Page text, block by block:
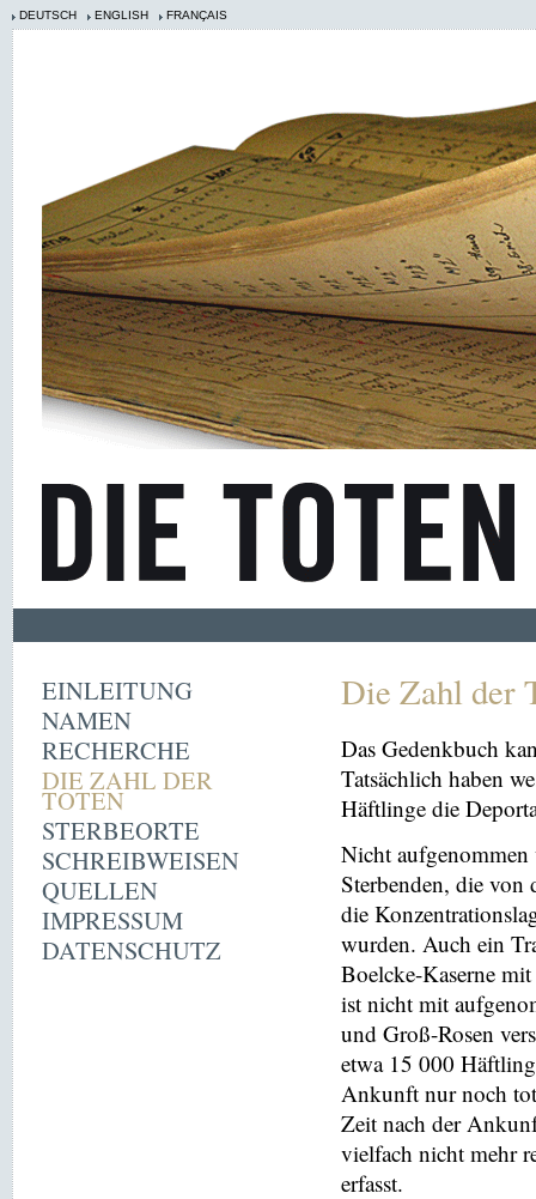
DEUTSCH ENGLISH FRANÇAIS
EINLEITUNG
NAMEN
RECHERCHE
DIE ZAHL DER
TOTEN
STERBEORTE
SCHREIBWEISEN
QUELLEN
IMPRESSUM
DATENSCHUTZ
Die Zahl der
Das Gedenkbuch
Tatsächlich haben
Häftlinge die
Nicht
Sterbenden, die
die
wurden. Auch ein
Boelcke-Kaserne
ist nicht mit
und Groß-Rosen
etwa 15 000
Ankunft nur noch tot
Zeit nach der
vielfach nicht mehr
erfasst.